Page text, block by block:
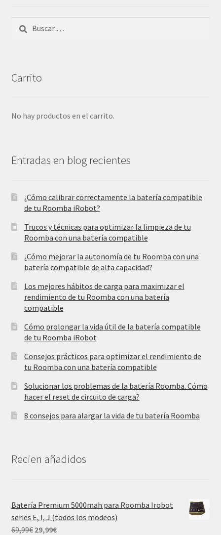
Buscar:
Carrito
No hay productos en el carrito.
Entradas en blog recientes
¿Cómo calibrar correctamente la batería compatible
de tu Roomba iRobot?
Trucos y técnicas para optimizar la limpieza de tu
Roomba con una batería compatible
¿Cómo mejorar la autonomía de tu Roomba con una
batería compatible de alta capacidad?
Los mejores hábitos de carga para maximizar el
rendimiento de tu Roomba con una batería
compatible
Cómo prolongar la vida útil de la batería compatible
de tu Roomba iRobot
Consejos prácticos para optimizar el rendimiento de
tu Roomba con una batería compatible
Solucionar los problemas de la batería Roomba. Cómo
hacer el reset de circuito de carga?
8 consejos para alargar la vida de tu batería Roomba
Recien añadidos
Batería Premium 5000mah para Roomba Irobot
series E, I, J (todos los modeos)
69,99€ El
29,99€El